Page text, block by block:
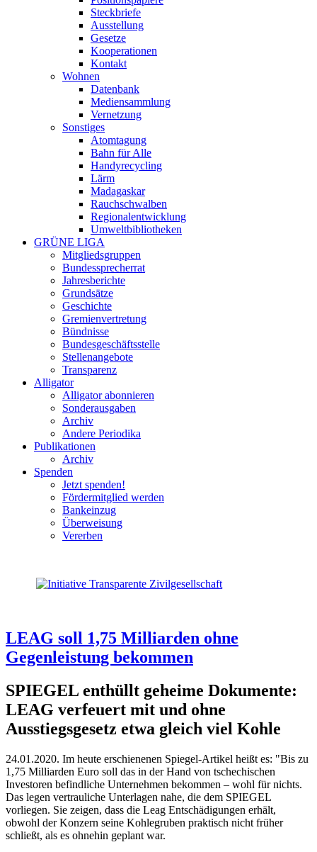
Steckbriefe
Ausstellung
Gesetze
Kooperationen
Kontakt
Wohnen
Datenbank
Mediensammlung
Vernetzung
Sonstiges
Atomtagung
Bahn für Alle
Handyrecycling
Lärm
Madagaskar
Rauchschwalben
Regionalentwicklung
Umweltbibliotheken
GRÜNE LIGA
Mitgliedsgruppen
Bundessprecherrat
Jahresberichte
Grundsätze
Geschichte
Gremienvertretung
Bündnisse
Bundesgeschäftsstelle
Stellenangebote
Transparenz
Alligator
Alligator abonnieren
Sonderausgaben
Archiv
Andere Periodika
Publikationen
Archiv
Spenden
Jetzt spenden!
Fördermitglied werden
Bankeinzug
Überweisung
Vererben
LEAG soll 1,75 Milliarden ohne
Gegenleistung bekommen
SPIEGEL enthüllt geheime Dokumente:
LEAG verfeuert mit und ohne
Ausstiegsgesetz etwa gleich viel Kohle
24.01.2020. Im heute erschienenen Spiegel-Artikel heißt es: "Bis zu
1,75 Milliarden Euro soll das in der Hand von tschechischen
Investoren befindliche Unternehmen bekommen – wohl für nichts.
Das legen vertrauliche Unterlagen nahe, die dem SPIEGEL
vorliegen. Sie zeigen, dass die Leag Entschädigungen erhält,
obwohl der Konzern seine Kohlegruben praktisch nicht früher
schließt, als es ohnehin geplant war.